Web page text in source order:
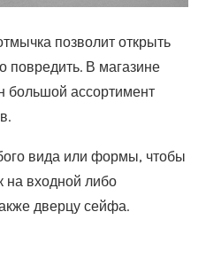
позволит открыть
повредить. В магазине
большой ассортимент
вида или формы, чтобы
на входной либо
дверцу сейфа.